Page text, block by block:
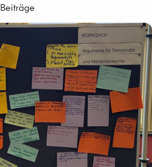
Beiträge